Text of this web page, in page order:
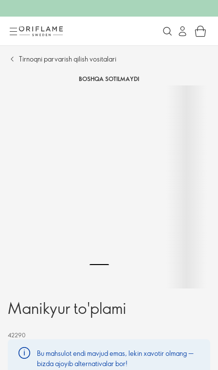
Tirnoqni parvarish qilish vositalari
BOSHQA SOTILMAYDI
Manikyur to'plami
42290
Bu mahsulot endi mavjud emas, lekin xavotir olmang —
bizda ajoyib alternativalar bor!